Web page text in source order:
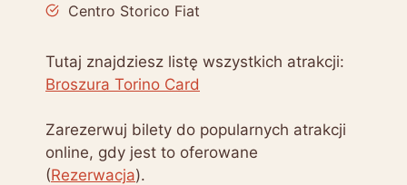
Centro Storico Fiat
Tutaj znajdziesz listę wszystkich atrakcji:
Broszura Torino Card
Zarezerwuj bilety do popularnych atrakcji
online, gdy jest to oferowane
(Rezerwacja).